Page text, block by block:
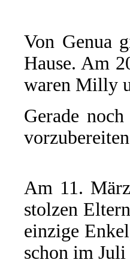
Von Genua
Hause. Am
waren Milly
Gerade
Am 11.
stolzen
einzige
schon im